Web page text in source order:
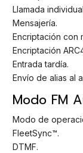
Llamada
Mensajería.
Encriptación con
Encriptación
Entrada tardía.
Envío de alias al
Modo FM
Modo de
FleetSync™.
DTMF.